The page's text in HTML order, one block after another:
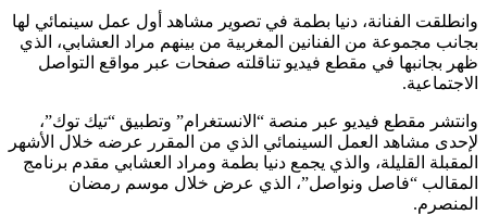
وانطلقت الفنانة، دنيا بطمة في تصوير مشاهد أول عمل سينمائي لها
بجانب مجموعة من الفنانين المغربية من بينهم مراد العشابي، الذي
ظهر بجانبها في مقطع فيديو تناقلته صفحات عبر مواقع التواصل
الاجتماعية.
وانتشر مقطع فيديو عبر منصة “الانستغرام” وتطبيق “تيك توك”،
لإحدى مشاهد العمل السينمائي الذي من المقرر عرضه خلال الأشهر
المقبلة القليلة، والذي يجمع دنيا بطمة ومراد العشابي مقدم برنامج
المقالب “فاصل ونواصل”، الذي عرض خلال موسم رمضان
المنصرم.